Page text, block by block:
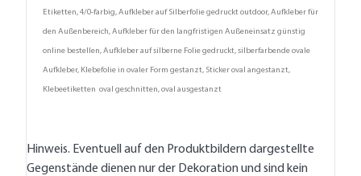
Etiketten, 4/0-farbig, Aufkleber auf Silberfolie gedruckt outdoor, Aufkleber für
den Außenbereich, Aufkleber für den langfristigen Außeneinsatz günstig
online bestellen, Aufkleber auf silberne Folie gedruckt, silberfarbende ovale
Aufkleber, Klebefolie in ovaler Form gestanzt, Sticker oval angestanzt,
Klebeetiketten oval geschnitten, oval ausgestanzt
Hinweis. Eventuell auf den Produktbildern dargestellte
Gegenstände dienen nur der Dekoration und sind kein